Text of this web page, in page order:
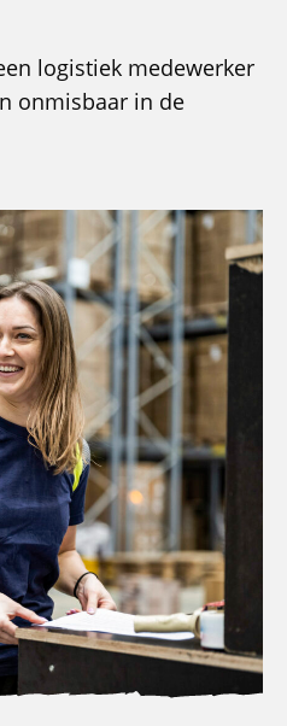
logistiek medewerker
onmisbaar in de